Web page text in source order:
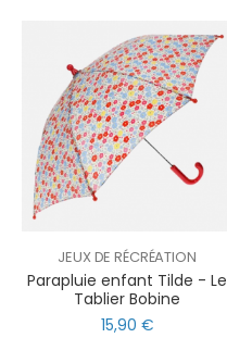
JEUX DE RÉCRÉATION
Parapluie enfant Tilde - Le
Tablier Bobine
15,90 €